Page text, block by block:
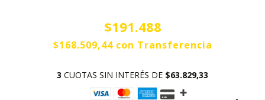
$191.488
$168.509,44 con Transferencia
3 CUOTAS SIN INTERÉS DE $63.829,33